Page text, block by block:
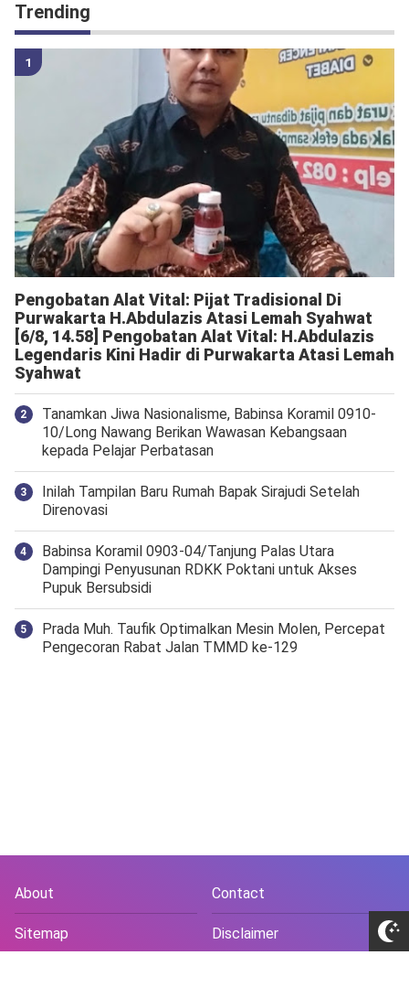
Trending
Pengobatan Alat Vital: Pijat Tradisional Di
Purwakarta H.Abdulazis Atasi Lemah Syahwat
[6/8, 14.58] Pengobatan Alat Vital: H.Abdulazis
Legendaris Kini Hadir di Purwakarta Atasi Lemah
Syahwat
Tanamkan Jiwa Nasionalisme, Babinsa Koramil 0910-
10/Long Nawang Berikan Wawasan Kebangsaan
kepada Pelajar Perbatasan
Inilah Tampilan Baru Rumah Bapak Sirajudi Setelah
Direnovasi
‎Babinsa Koramil 0903-04/Tanjung Palas Utara
Dampingi Penyusunan RDKK Poktani untuk Akses
Pupuk Bersubsidi
Prada Muh. Taufik Optimalkan Mesin Molen, Percepat
Pengecoran Rabat Jalan TMMD ke-129
About Contact
Sitemap Disclaimer